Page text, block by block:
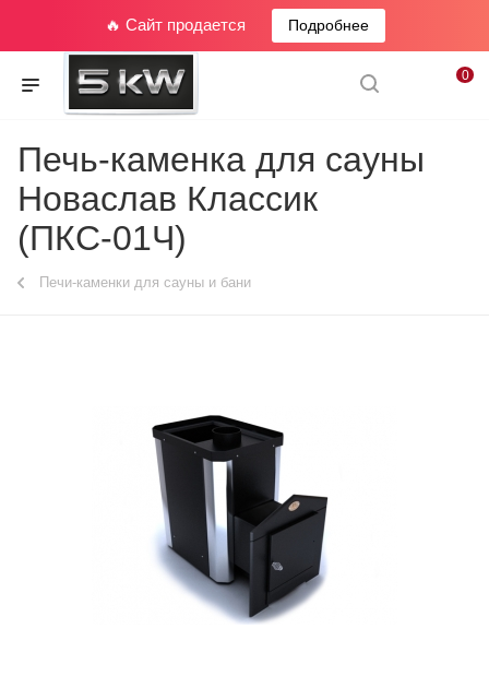
🔥 Сайт продается Подробнее
0
Печь-каменка для сауны
Новаслав Классик
(ПКС-01Ч)
Печи-каменки для сауны и бани